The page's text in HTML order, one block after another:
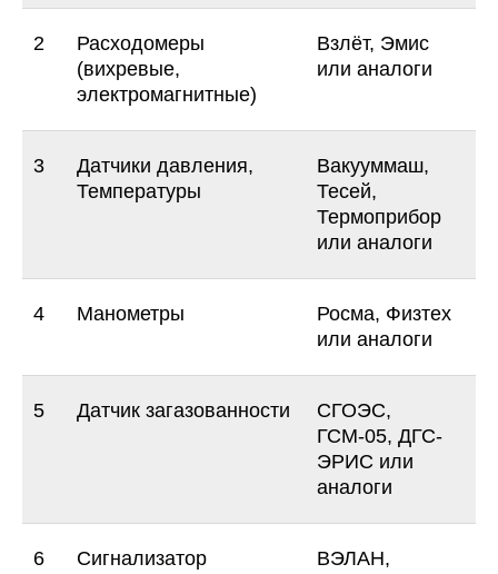
2
Расходомеры
(вихревые,
электромагнитные)
Взлёт, Эмис
или аналоги
3
Датчики давления,
Температуры
Вакууммаш,
Тесей,
Термоприбор
или аналоги
4 Манометры
Росма, Физтех
или аналоги
5 Датчик загазованности
СГОЭС,
ГСМ-05, ДГС-
ЭРИС или
аналоги
6
Сигнализатор
ВЭЛАН,
+7 (951) 467-81-40
r.muhametov@etalon-chel.ru